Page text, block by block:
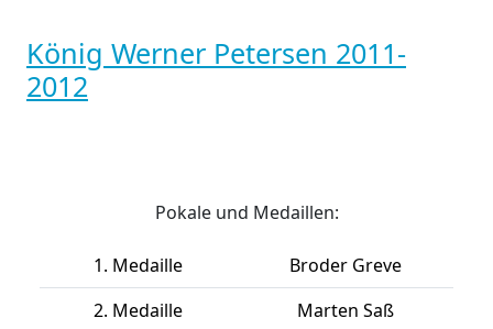
König Werner Petersen 2011-
2012
Pokale und Medaillen:
1. Medaille
Broder Greve
2. Medaille
Marten Saß